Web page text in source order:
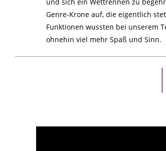
Genre-Krone auf, die eigentlich
Funktionen wussten bei unserem
ohnehin viel mehr Spaß und Sinn.